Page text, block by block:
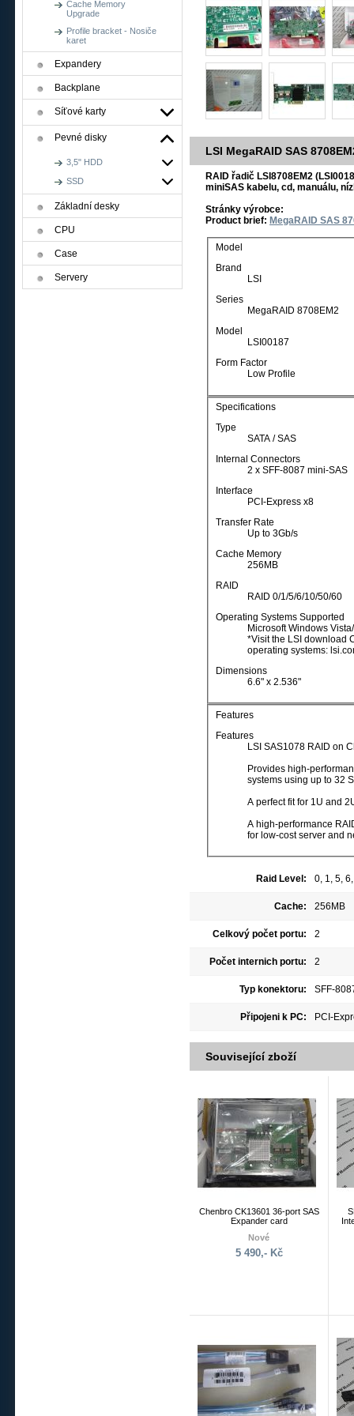
Cache Memory
Upgrade
Profile bracket - Nosiče
karet
Expandery
Backplane
Síťové karty
Pevné disky
3,5" HDD
SSD
Základní desky
CPU
Case
Servery
LSI MegaRAID SAS
RAID řadič LSI8708EM2
miniSAS kabelu, cd, manuálu,
Stránky výrobce:
Product brief: MegaRAID SAS
Model
Brand
LSI
Series
MegaRAID 8708EM2
Model
LSI00187
Form Factor
Low Profile
Specifications
Type
SATA / SAS
Internal Connectors
2 x SFF-8087 mini-SAS
Interface
PCI-Express x8
Transfer Rate
Up to 3Gb/s
Cache Memory
256MB
RAID
RAID 0/1/5/6/10/50/60
Operating Systems Supported
Microsoft Windows
*Visit the LSI download
operating systems:
Dimensions
6.6" x 2.536"
Features
Features
LSI SAS1078 RAID on
Provides high-
systems using up to 32
A perfect fit for 1U and
A high-performance
for low-cost server and
Raid Level: 0, 1, 5,
Cache: 256MB
Celkový počet portu: 2
Počet internich portu: 2
Typ konektoru: SFF-
Připojeni k PC: PCI-
Související zboží
Chenbro CK13601 36-port SAS
Expander card
Nové
5 490,- Kč